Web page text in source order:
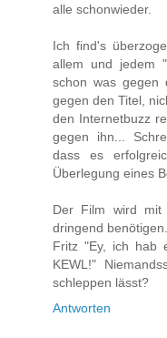
alle schonwieder.
Ich find's
allem und jedem
schon was gegen
gegen den Titel,
den Internetbuzz
gegen ihn...
dass es
Überlegung eines
Der Film wird mit
dringend
Fritz "Ey, ich hab
KEWL!"
schleppen lässt?
Antworten